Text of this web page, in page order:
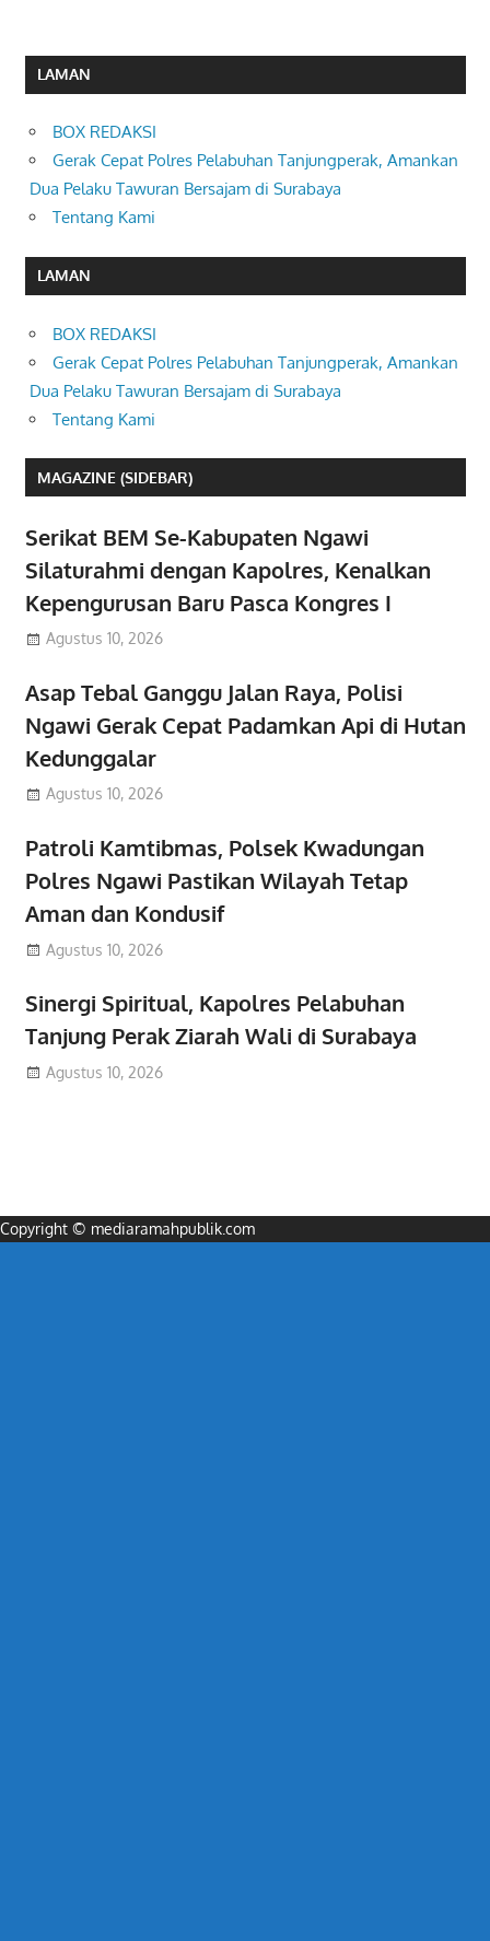
LAMAN
BOX REDAKSI
Gerak Cepat Polres Pelabuhan Tanjungperak, Amankan
Dua Pelaku Tawuran Bersajam di Surabaya
Tentang Kami
LAMAN
BOX REDAKSI
Gerak Cepat Polres Pelabuhan Tanjungperak, Amankan
Dua Pelaku Tawuran Bersajam di Surabaya
Tentang Kami
MAGAZINE (SIDEBAR)
Serikat BEM Se-Kabupaten Ngawi
Silaturahmi dengan Kapolres, Kenalkan
Kepengurusan Baru Pasca Kongres I
Agustus 10, 2026
Asap Tebal Ganggu Jalan Raya, Polisi
Ngawi Gerak Cepat Padamkan Api di Hutan
Kedunggalar
Agustus 10, 2026
Patroli Kamtibmas, Polsek Kwadungan
Polres Ngawi Pastikan Wilayah Tetap
Aman dan Kondusif
Agustus 10, 2026
Sinergi Spiritual, Kapolres Pelabuhan
Tanjung Perak Ziarah Wali di Surabaya
Agustus 10, 2026
Copyright © mediaramahpublik.com